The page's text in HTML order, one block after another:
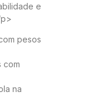
e
pesos
com
na